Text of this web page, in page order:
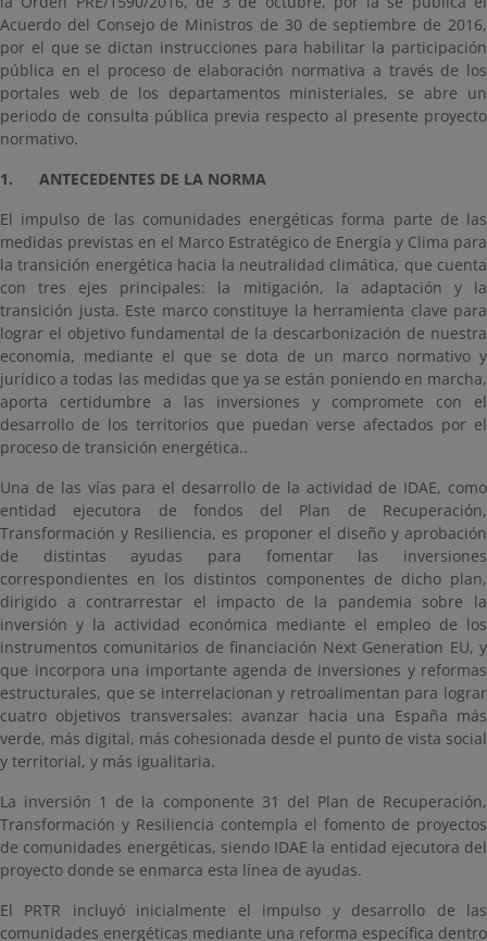
Acuerdo del Consejo de Ministros de 30 de septiembre de 2016,
por el que se dictan instrucciones para habilitar la participación
pública en el proceso de elaboración normativa a través de los
portales web de los departamentos ministeriales, se abre un
periodo de consulta pública previa respecto al presente proyecto
normativo.
1. ANTECEDENTES DE LA NORMA
El impulso de las comunidades energéticas forma parte de las
medidas previstas en el Marco Estratégico de Energía y Clima para
la transición energética hacia la neutralidad climática, que cuenta
con tres ejes principales: la mitigación, la adaptación y la
transición justa. Este marco constituye la herramienta clave para
lograr el objetivo fundamental de la descarbonización de nuestra
economía, mediante el que se dota de un marco normativo y
jurídico a todas las medidas que ya se están poniendo en marcha,
aporta certidumbre a las inversiones y compromete con el
desarrollo de los territorios que puedan verse afectados por el
proceso de transición energética..
Una de las vías para el desarrollo de la actividad de IDAE, como
entidad ejecutora de fondos del Plan de Recuperación,
Transformación y Resiliencia, es proponer el diseño y aprobación
de distintas ayudas para fomentar las inversiones
correspondientes en los distintos componentes de dicho plan,
dirigido a contrarrestar el impacto de la pandemia sobre la
inversión y la actividad económica mediante el empleo de los
instrumentos comunitarios de financiación Next Generation EU, y
que incorpora una importante agenda de inversiones y reformas
estructurales, que se interrelacionan y retroalimentan para lograr
cuatro objetivos transversales: avanzar hacia una España más
verde, más digital, más cohesionada desde el punto de vista social
y territorial, y más igualitaria.
La inversión 1 de la componente 31 del Plan de Recuperación,
Transformación y Resiliencia contempla el fomento de proyectos
de comunidades energéticas, siendo IDAE la entidad ejecutora del
proyecto donde se enmarca esta línea de ayudas.
El PRTR incluyó inicialmente el impulso y desarrollo de las
comunidades energéticas mediante una reforma específica dentro